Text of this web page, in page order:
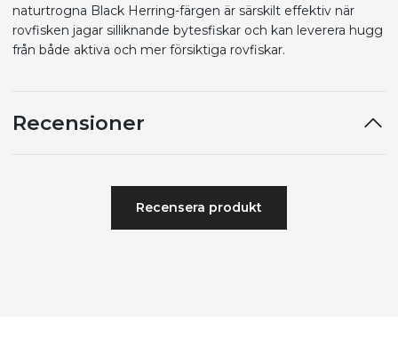
naturtrogna Black Herring-färgen är särskilt effektiv när
rovfisken jagar silliknande bytesfiskar och kan leverera hugg
från både aktiva och mer försiktiga rovfiskar.
Recensioner
Recensera produkt